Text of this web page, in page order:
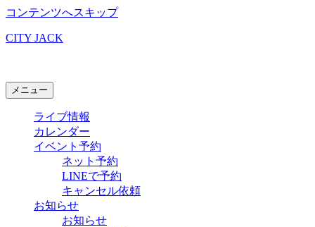
コンテンツへスキップ
CITY JACK
メニュー
ライブ情報
カレンダー
イベント予約
ネット予約
LINEで予約
キャンセル依頼
お知らせ
お知らせ